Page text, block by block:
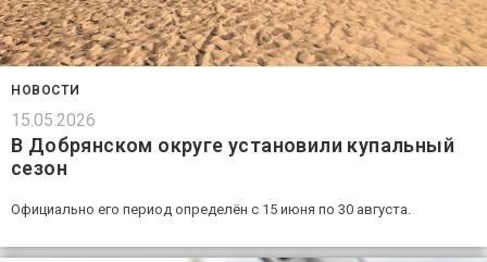
НОВОСТИ
15.05.2026
В Добрянском округе установили купальный
сезон
Официально его период определён с 15 июня по 30 августа.